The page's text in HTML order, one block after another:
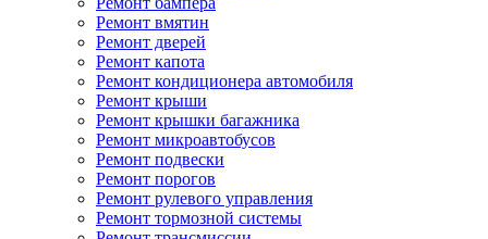
Ремонт вмятин
Ремонт дверей
Ремонт капота
Ремонт кондиционера автомобиля
Ремонт крыши
Ремонт крышки багажника
Ремонт микроавтобусов
Ремонт подвески
Ремонт порогов
Ремонт рулевого управления
Ремонт тормозной системы